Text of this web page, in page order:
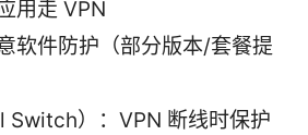
用走 VPN
软件防护（部分版本/套餐提
Switch）：VPN 断线时保护